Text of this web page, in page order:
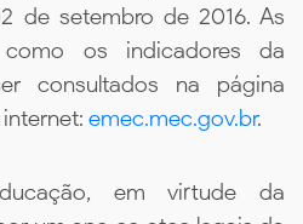
de setembro de 2016. As
como os indicadores da
consultados na página
emec.mec.gov.br.
em virtude da